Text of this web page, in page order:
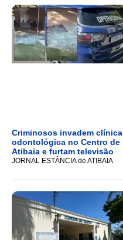
Criminosos invadem clínica
odontológica no Centro de
Atibaia e furtam televisão
JORNAL ESTÂNCIA de ATIBAIA